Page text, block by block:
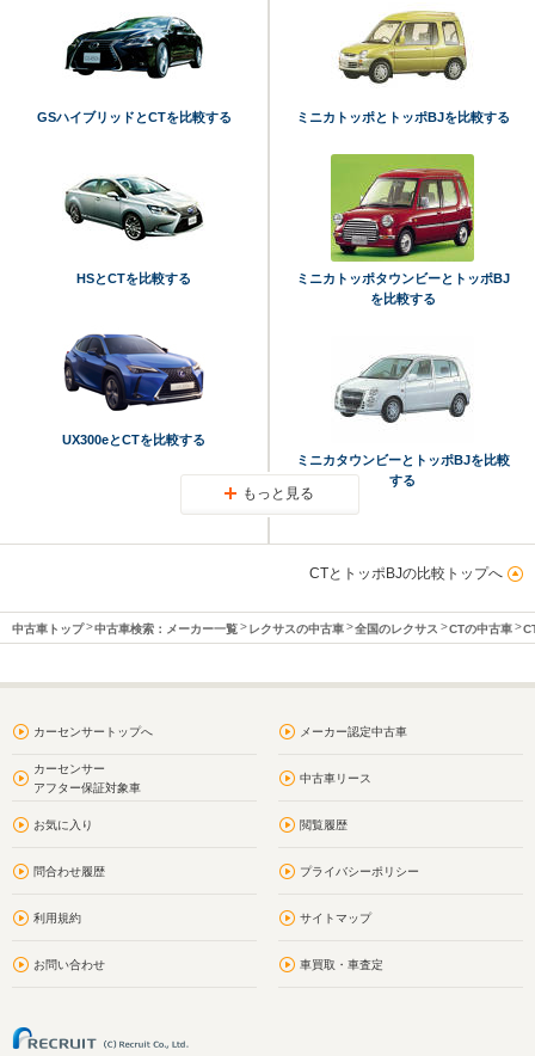
GSハイブリッドとCTを比較する
HSとCTを比較する
UX300eとCTを比較する
ミニカトッポとトッポBJを比較する
ミニカトッポタウンビーとトッポBJ
を比較する
ミニカタウンビーとトッポBJを比較
する
もっと見る
CTとトッポBJの比較トップへ
中古車トップ 中古車検索：メーカー一覧 レクサスの中古車 全国のレクサス CTの中古車
カーセンサートップへ メーカー認定中古車
カーセンサー
アフター保証対象車
中古車リース
お気に入り 閲覧履歴
問合わせ履歴 プライバシーポリシー
利用規約 サイトマップ
お問い合わせ 車買取・車査定